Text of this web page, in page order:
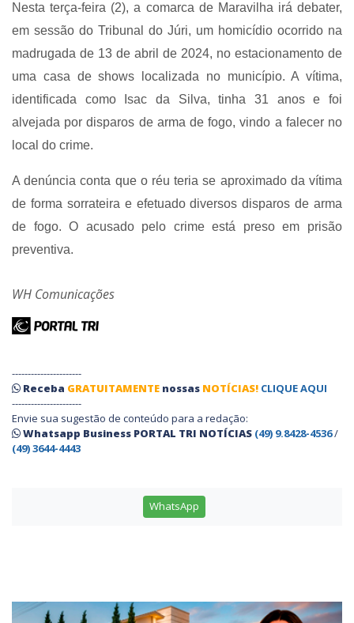
Nesta terça-feira (2), a comarca de Maravilha irá debater,
em sessão do Tribunal do Júri, um homicídio ocorrido na
madrugada de 13 de abril de 2024, no estacionamento de
uma casa de shows localizada no município. A vítima,
identificada como Isac da Silva, tinha 31 anos e foi
alvejada por disparos de arma de fogo, vindo a falecer no
local do crime.
A denúncia conta que o réu teria se aproximado da vítima
de forma sorrateira e efetuado diversos disparos de arma
de fogo. O acusado pelo crime está preso em prisão
preventiva.
WH Comunicações
----------------------
Receba GRATUITAMENTE nossas NOTÍCIAS! CLIQUE AQUI
----------------------
Envie sua sugestão de conteúdo para a redação:
Whatsapp Business PORTAL TRI NOTÍCIAS (49) 9.8428-4536/
(49) 3644-4443
WhatsApp